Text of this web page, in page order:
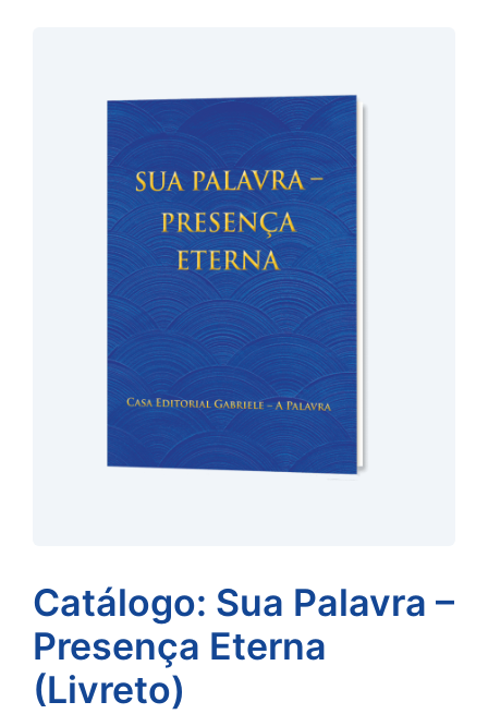
Catálogo: Sua Palavra –
Presença Eterna
(Livreto)